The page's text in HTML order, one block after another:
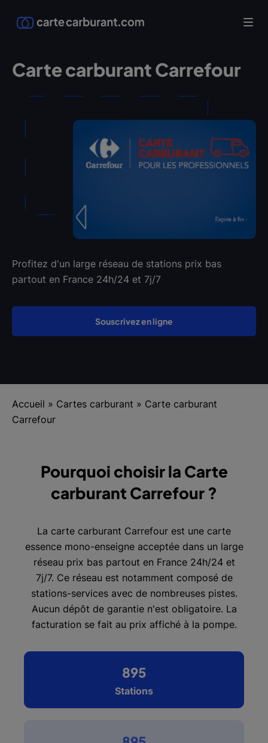
Carte carburant Carrefour
Profitez d'un large réseau de stations prix bas
partout en France 24h/24 et 7j/7
Souscrivez en ligne
Accueil » Cartes carburant » Carte carburant
Carrefour
Pourquoi choisir la Carte
carburant Carrefour ?
La carte carburant Carrefour est une carte
essence mono-enseigne acceptée dans un large
réseau prix bas partout en France 24h/24 et
7j/7. Ce réseau est notamment composé de
stations-services avec de nombreuses pistes.
Aucun dépôt de garantie n'est obligatoire. La
facturation se fait au prix affiché à la pompe.
895
Stations